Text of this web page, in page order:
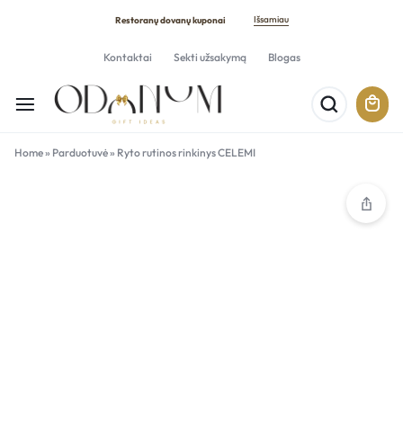
Restoranų dovanų kuponai Išsamiau
Kontaktai Sekti užsakymą Blogas
Home» Parduotuvė» Ryto rutinos rinkinys CELEMI